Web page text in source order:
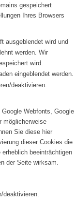
gespeichert
Ihres Browsers
ausgeblendet wird und
werden. Wir
wird.
eingeblendet werden.
deaktivieren.
Webfonts, Google
möglicherweise
Sie diese hier
dieser Cookies die
beeinträchtigen
der Seite wirksam.
deaktivieren.